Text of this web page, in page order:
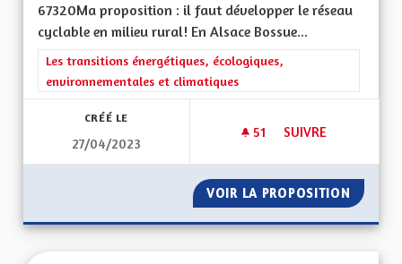
67320Ma proposition : il faut développer le réseau
cyclable en milieu rural! En Alsace Bossue...
Filtrer les résultats de la catégorie : Les transitions
Les transitions énergétiques, écologiques,
environnementales et climatiques
CRÉÉ LE
27/04/2023
51 51 ABONNÉS
SUIVRE
VOIR LA PROPOSITION PISTES